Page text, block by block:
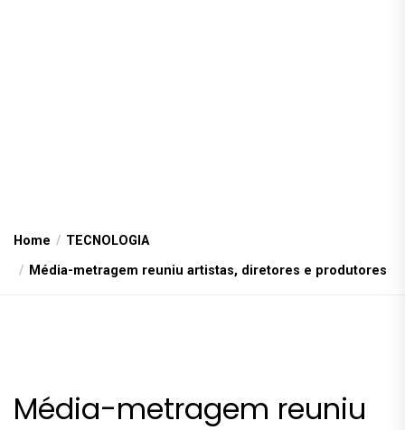
Home
TECNOLOGIA
Média-metragem reuniu artistas, diretores e produtores
Média-metragem reuniu